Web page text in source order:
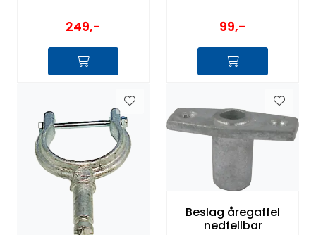
249,- 99,-
Beslag åregaffel
nedfellbar